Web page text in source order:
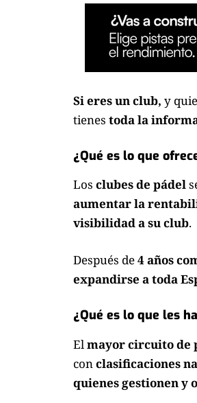
Si eres un club, y
tienes toda la
¿Qué es lo que
Los clubes de pádel
aumentar la
visibilidad a su club.
Después de4 años
expandirse a toda
¿Qué es lo que les
Elmayor circuito de
conclasificaciones
quienes gestionen y